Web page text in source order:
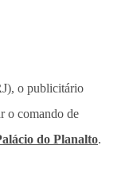
o publicitário
o comando de
do Planalto.